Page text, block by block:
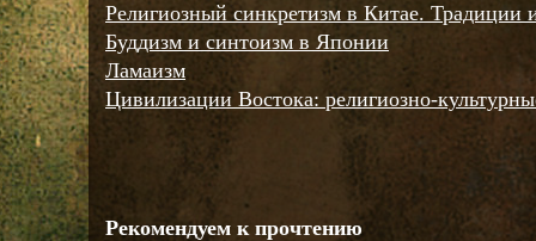
Религиозный синкретизм в Китае. Традиции
Буддизм и синтоизм в Японии
Ламаизм
Цивилизации Востока: религиозно-
Рекомендуем к прочтению